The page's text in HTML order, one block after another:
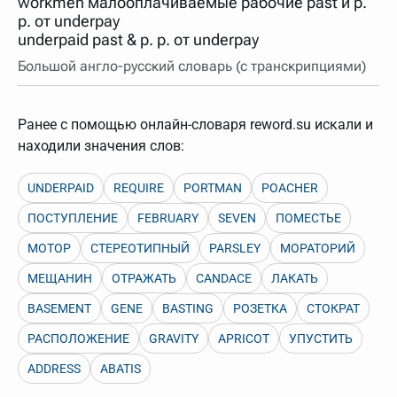
нужно будет нажать на кнопку "Найти".
Для более сложных случаев существует возможность
указывать несколько слов в запросе. Например, если
написать в строке запроса "Пушкин поэт" и нажать
"Найти", выведутся все словарные статьи о поэте
Пушкине, но не о городе.
неизвестные буквы. Например, в кроссворде есть
слово "***м***ов", в задании "русский поэт 19 века".
Пишем в Reword первым словом "***м***ов", далее
через пробел "поэт". Получается "***м***ов поэт" (без
кавычек). Нажимаем "Найти" и получаем статью
"Лермонтов" и не только.
Порядок словарей можно изменять, перетаскивая
словарь вверх или вниз за прямоугольник слева от
названия словаря. Также можно выключать ненужные
словари.
p. от underpay
underpaid past & p. p. от underpay
Большой англо-русский словарь (с транскрипциями)
Ранее с помощью онлайн-словаря reword.su искали и
находили значения слов:
UNDERPAID REQUIRE PORTMAN POACHER
ПОСТУПЛЕНИЕ FEBRUARY SEVEN ПОМЕСТЬЕ
МОТОР СТЕРЕОТИПНЫЙ PARSLEY МОРАТОРИЙ
МЕЩАНИН ОТРАЖАТЬ CANDACE ЛАКАТЬ
BASEMENT GENE BASTING РОЗЕТКА СТОКРАТ
РАСПОЛОЖЕНИЕ GRAVITY APRICOT УПУСТИТЬ
ADDRESS ABATIS